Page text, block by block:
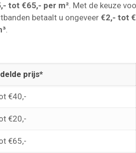
tot €65,- per m². Met de keuze
betaalt u ongeveer €2,- tot
.
prijs*
€40,-
€20,-
€65,-